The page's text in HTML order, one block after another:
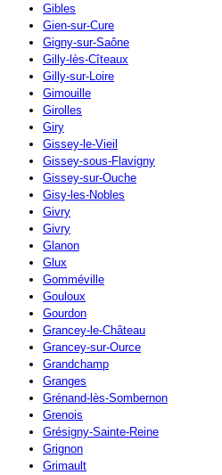
Gibles
Gien-sur-Cure
Gigny-sur-Saône
Gilly-lès-Cîteaux
Gilly-sur-Loire
Gimouille
Girolles
Giry
Gissey-le-Vieil
Gissey-sous-Flavigny
Gissey-sur-Ouche
Gisy-les-Nobles
Givry
Givry
Glanon
Glux
Gomméville
Gouloux
Gourdon
Grancey-le-Château
Grancey-sur-Ource
Grandchamp
Granges
Grénand-lès-Sombernon
Grenois
Grésigny-Sainte-Reine
Grignon
Grimault